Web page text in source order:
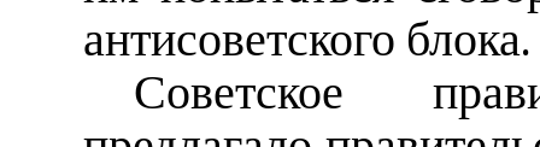
антисоветского блока.
Советское